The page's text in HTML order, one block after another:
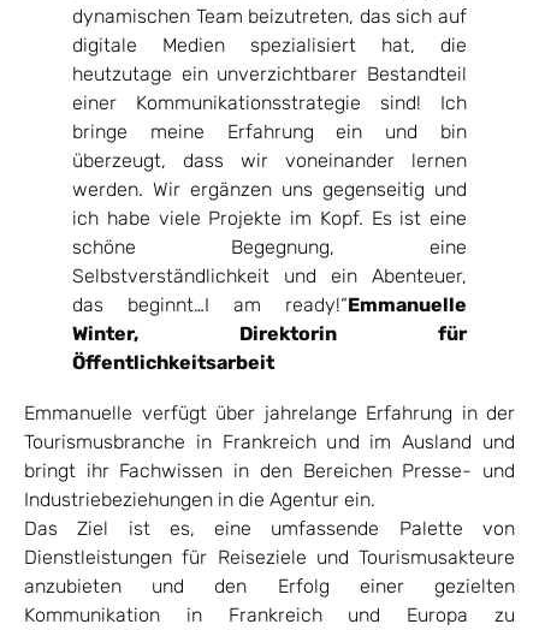
dynamischen Team beizutreten, das sich auf
digitale Medien spezialisiert hat, die
heutzutage ein unverzichtbarer Bestandteil
einer Kommunikationsstrategie sind! Ich
bringe meine Erfahrung ein und bin
überzeugt, dass wir voneinander lernen
werden. Wir ergänzen uns gegenseitig und
ich habe viele Projekte im Kopf. Es ist eine
schöne Begegnung, eine
Selbstverständlichkeit und ein Abenteuer,
das beginnt…I am ready!“Emmanuelle
Winter, Direktorin für
Öffentlichkeitsarbeit
Emmanuelle verfügt über jahrelange Erfahrung in der
Tourismusbranche in Frankreich und im Ausland und
bringt ihr Fachwissen in den Bereichen Presse- und
Industriebeziehungen in die Agentur ein.
Das Ziel ist es, eine umfassende Palette von
Dienstleistungen für Reiseziele und Tourismusakteure
anzubieten und den Erfolg einer gezielten
Kommunikation in Frankreich und Europa zu